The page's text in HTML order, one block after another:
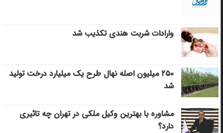
وارادات شربت هندی تکذیب شد
۲۵۰ میلیون اصله نهال طرح یک میلیارد درخت تولید
شد
مشاوره با بهترین وکیل ملکی در تهران چه تاثیری
دارد؟